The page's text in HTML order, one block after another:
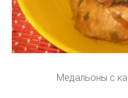
Медальоны с